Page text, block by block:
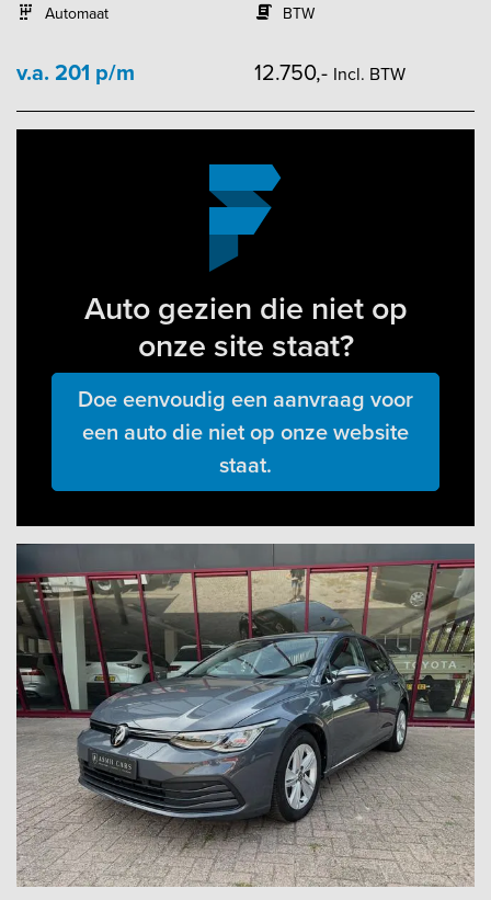
Automaat
BTW
v.a. 201 p/m 12.750,- Incl. BTW
Auto gezien die niet op
onze site staat?
Doe eenvoudig een aanvraag voor
een auto die niet op onze website
staat.